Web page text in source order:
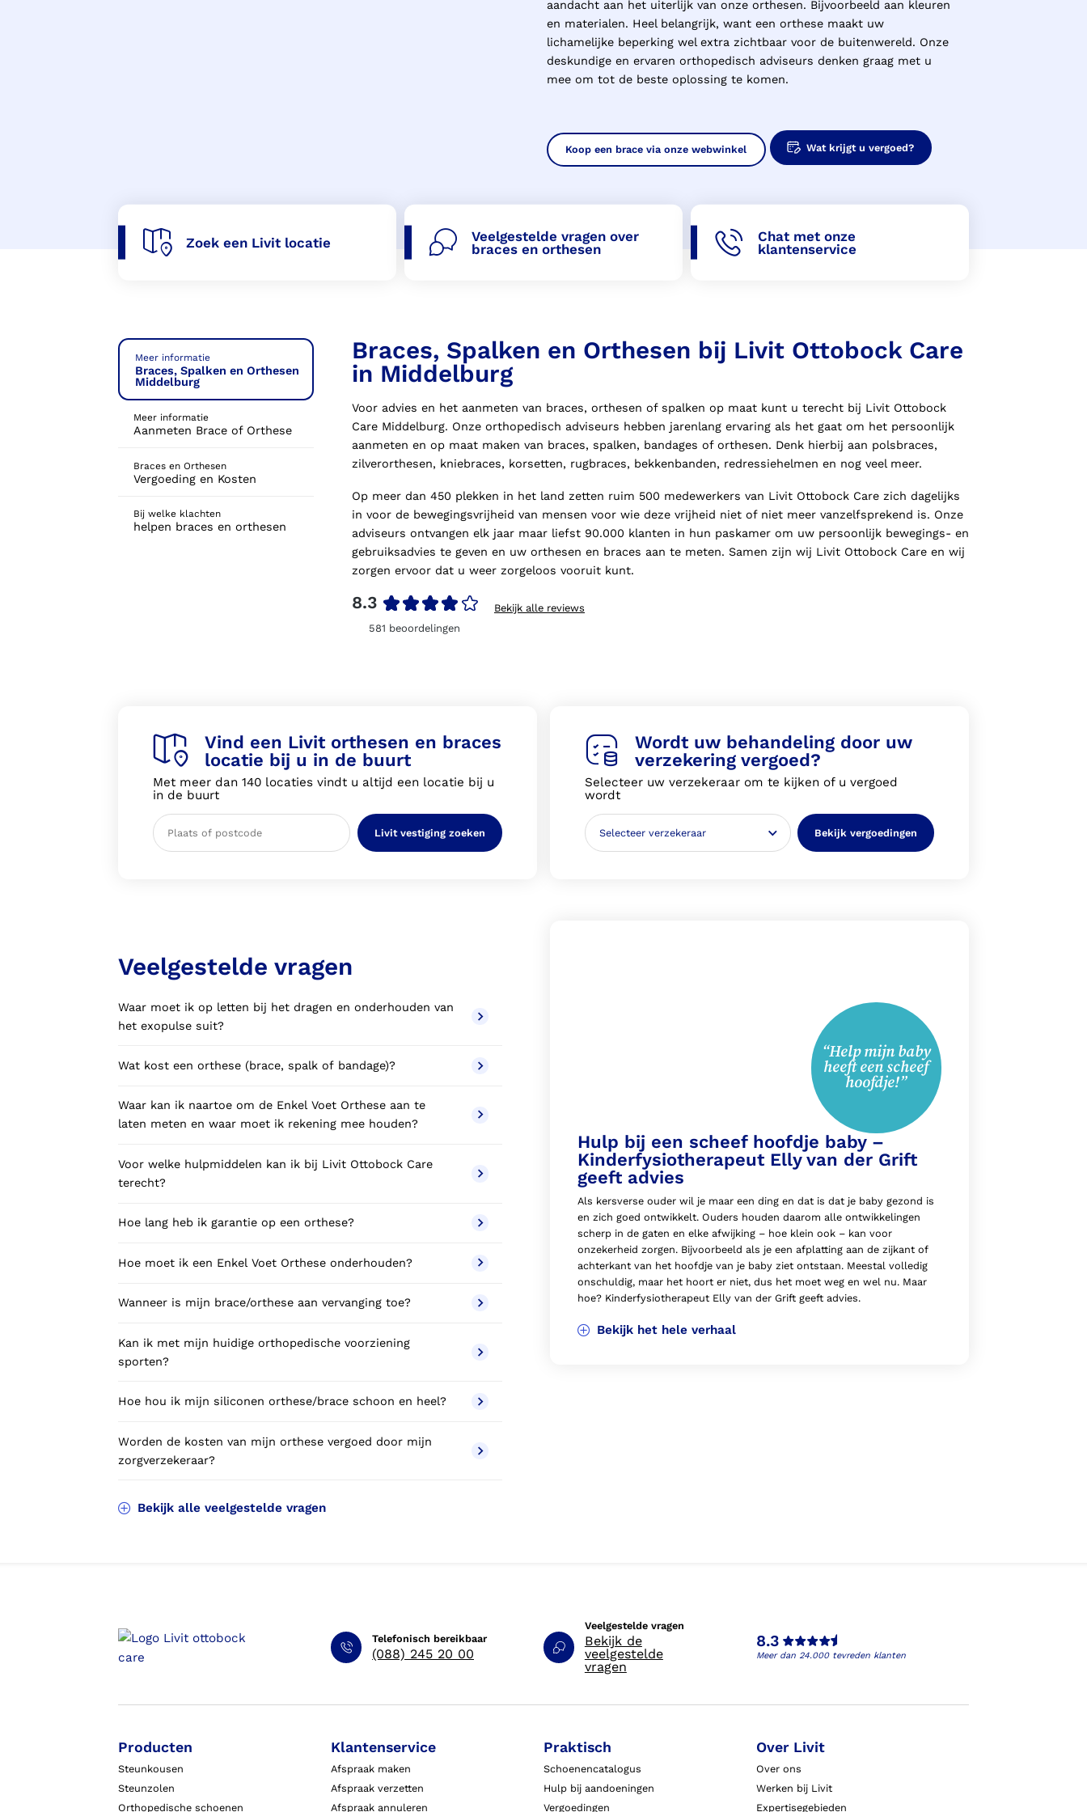
aandacht aan het uiterlijk van onze orthesen. Bijvoorbeeld aan kleuren
en materialen. Heel belangrijk, want een orthese maakt uw
lichamelijke beperking wel extra zichtbaar voor de buitenwereld. Onze
deskundige en ervaren orthopedisch adviseurs denken graag met u
mee om tot de beste oplossing te komen.
Koop een brace via onze webwinkel Wat krijgt u vergoed?
Zoek een Livit locatie
Veelgestelde vragen over
braces en orthesen
Chat met onze
klantenservice
Meer informatie
Braces, Spalken en Orthesen
Middelburg
Meer informatie
Aanmeten Brace of Orthese
Braces en Orthesen
Vergoeding en Kosten
Bij welke klachten
helpen braces en orthesen
Braces, Spalken en Orthesen bij Livit Ottobock Care
in Middelburg
Voor advies en het aanmeten van braces, orthesen of spalken op maat kunt u terecht bij Livit Ottobock
Care Middelburg. Onze orthopedisch adviseurs hebben jarenlang ervaring als het gaat om het persoonlijk
aanmeten en op maat maken van braces, spalken, bandages of orthesen. Denk hierbij aan polsbraces,
zilverorthesen, kniebraces, korsetten, rugbraces, bekkenbanden, redressiehelmen en nog veel meer.
Op meer dan 450 plekken in het land zetten ruim 500 medewerkers van Livit Ottobock Care zich dagelijks
in voor de bewegingsvrijheid van mensen voor wie deze vrijheid niet of niet meer vanzelfsprekend is. Onze
adviseurs ontvangen elk jaar maar liefst 90.000 klanten in hun paskamer om uw persoonlijk bewegings- en
gebruiksadvies te geven en uw orthesen en braces aan te meten. Samen zijn wij Livit Ottobock Care en wij
zorgen ervoor dat u weer zorgeloos vooruit kunt.
8.3
581 beoordelingen
Bekijk alle reviews
Vind een Livit orthesen en braces
locatie bij u in de buurt
Met meer dan 140 locaties vindt u altijd een locatie bij u
in de buurt
Livit vestiging zoeken
Wordt uw behandeling door uw
verzekering vergoed?
Selecteer uw verzekeraar om te kijken of u vergoed
wordt
Bekijk vergoedingen
Veelgestelde vragen
Waar moet ik op letten bij het dragen en onderhouden van
het exopulse suit?
Wat kost een orthese (brace, spalk of bandage)?
Waar kan ik naartoe om de Enkel Voet Orthese aan te
laten meten en waar moet ik rekening mee houden?
Voor welke hulpmiddelen kan ik bij Livit Ottobock Care
terecht?
Hoe lang heb ik garantie op een orthese?
Hoe moet ik een Enkel Voet Orthese onderhouden?
Wanneer is mijn brace/orthese aan vervanging toe?
Kan ik met mijn huidige orthopedische voorziening
sporten?
Hoe hou ik mijn siliconen orthese/brace schoon en heel?
Worden de kosten van mijn orthese vergoed door mijn
zorgverzekeraar?
Bekijk alle veelgestelde vragen
“Help mijn baby
heeft een scheef
hoofdje!”
Hulp bij een scheef hoofdje baby –
Kinderfysiotherapeut Elly van der Grift
geeft advies
Als kersverse ouder wil je maar een ding en dat is dat je baby gezond is
en zich goed ontwikkelt. Ouders houden daarom alle ontwikkelingen
scherp in de gaten en elke afwijking – hoe klein ook – kan voor
onzekerheid zorgen. Bijvoorbeeld als je een afplatting aan de zijkant of
achterkant van het hoofdje van je baby ziet ontstaan. Meestal volledig
onschuldig, maar het hoort er niet, dus het moet weg en wel nu. Maar
hoe? Kinderfysiotherapeut Elly van der Grift geeft advies.
Bekijk het hele verhaal
Telefonisch bereikbaar
(088) 245 20 00
Veelgestelde vragen
Bekijk de
veelgestelde
vragen
8.3
Meer dan 24.000 tevreden klanten
Producten
Steunkousen
Steunzolen
Orthopedische schoenen
Klantenservice
Afspraak maken
Afspraak verzetten
Afspraak annuleren
Praktisch
Schoenencatalogus
Hulp bij aandoeningen
Vergoedingen
Over Livit
Over ons
Werken bij Livit
Expertisegebieden